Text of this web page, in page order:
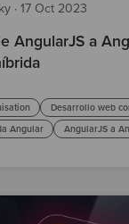
· 17 Oct 2023
AngularJS a
Desarrollo web
Angular
AngularJS a